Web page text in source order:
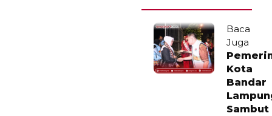
Baca
Juga
Kota
Bandar
Sambut